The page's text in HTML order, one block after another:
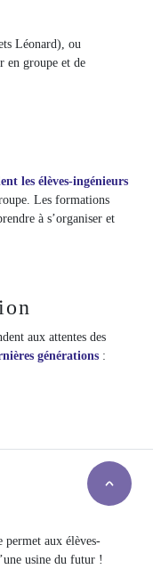
Léonard), ou
en groupe et de
les élèves-ingénieurs
Les formations
à s’organiser et
aux attentes des
générations :
aux élèves-
usine du futur !